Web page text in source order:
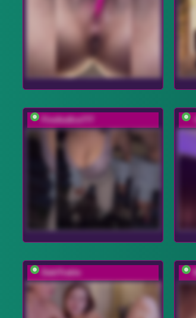
FireAndIce777
DablTrable